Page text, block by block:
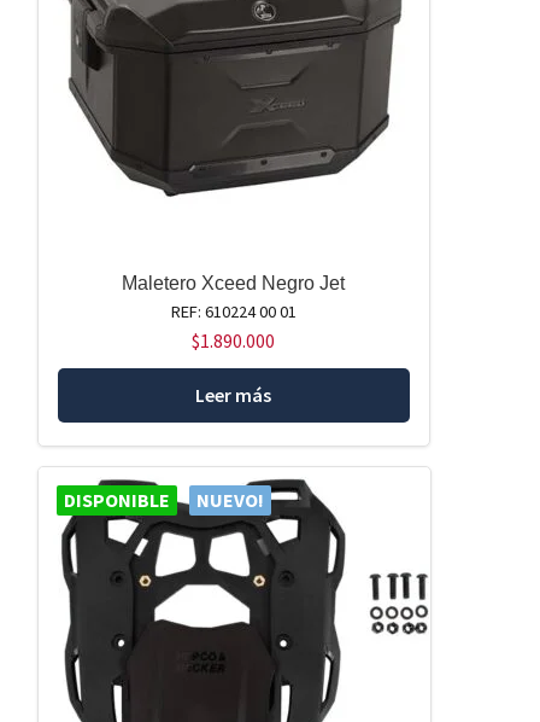
Maletero Xceed Negro Jet
REF: 610224 00 01
$1.890.000
Leer más
DISPONIBLE NUEVO!